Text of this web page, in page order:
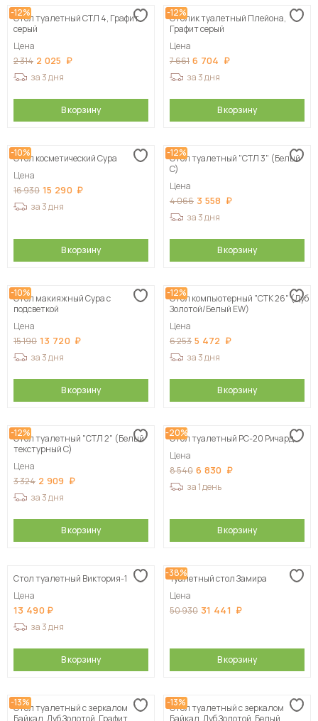
-12%
Стол туалетный СТЛ 4, Графит
серый
Цена
2 314 2 025
за 3 дня
В корзину
-12%
Столик туалетный Плейона,
Графит серый
Цена
7 661 6 704
за 3 дня
В корзину
-10%
Стол косметический Сура
Цена
16 930 15 290
за 3 дня
В корзину
-12%
Стол туалетный "СТЛ 3" (Белый
C)
Цена
4 066 3 558
за 3 дня
В корзину
-10%
Стол макияжный Сура с
подсветкой
Цена
15 190 13 720
за 3 дня
В корзину
-12%
Стол компьютерный "СТК 26" (Дуб
Золотой/Белый EW)
Цена
6 253 5 472
за 3 дня
В корзину
-12%
Стол туалетный "СТЛ 2" (Белый
текстурный C)
Цена
3 324 2 909
за 3 дня
В корзину
-20%
Стол туалетный РС-20 Ричард
Цена
8 540 6 830
за 1 день
В корзину
Стол туалетный Виктория-1
Цена
13 490
за 3 дня
В корзину
-38%
Туалетный стол Замира
Цена
50 930 31 441
В корзину
-13%
Стол туалетный с зеркалом
Байкал, Дуб Золотой, Графит
-13%
Стол туалетный с зеркалом
Байкал, Дуб Золотой, Белый